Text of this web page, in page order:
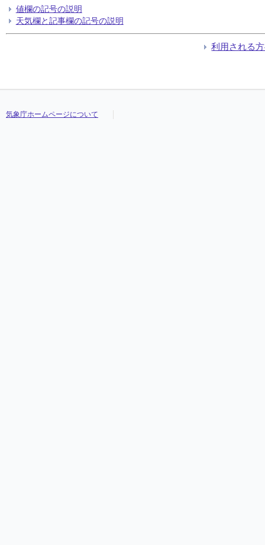
24
24
24
24
値欄の記号の説明
天気欄と記事欄の記号の説明
利用される
気象庁ホームページについて